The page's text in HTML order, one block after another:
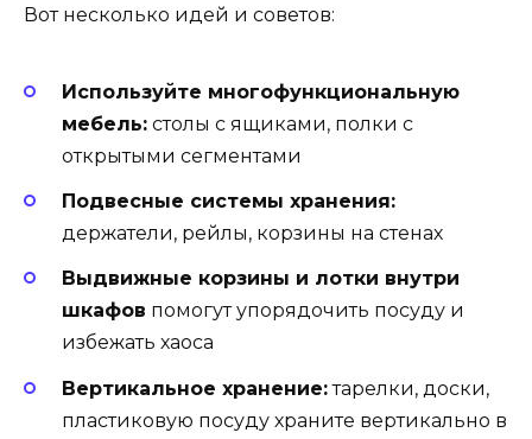
Вот несколько идей и советов:
Используйте многофункциональную
мебель: столы с ящиками, полки с
открытыми сегментами
Подвесные системы хранения:
держатели, рейлы, корзины на стенах
Выдвижные корзины и лотки внутри
шкафов помогут упорядочить посуду и
избежать хаоса
Вертикальное хранение:тарелки, доски,
пластиковую посуду храните вертикально в